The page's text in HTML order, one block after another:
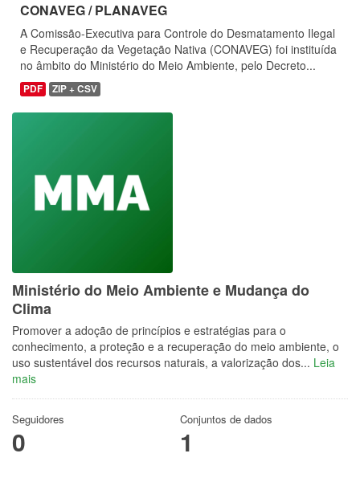
CONAVEG / PLANAVEG
A Comissão-Executiva para Controle do Desmatamento Ilegal
e Recuperação da Vegetação Nativa (CONAVEG) foi instituída
no âmbito do Ministério do Meio Ambiente, pelo Decreto...
PDF ZIP + CSV
Ministério do Meio Ambiente e Mudança do
Clima
Promover a adoção de princípios e estratégias para o
conhecimento, a proteção e a recuperação do meio ambiente, o
uso sustentável dos recursos naturais, a valorização dos... Leia
mais
Seguidores
0
Conjuntos de dados
1